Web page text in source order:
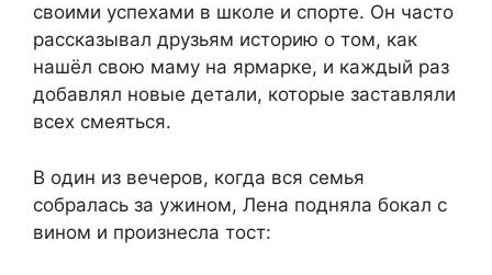
своими успехами в школе и спорте. Он часто
рассказывал друзьям историю о том, как
нашёл свою маму на ярмарке, и каждый раз
добавлял новые детали, которые заставляли
всех смеяться.
В один из вечеров, когда вся семья
собралась за ужином, Лена подняла бокал с
вином и произнесла тост: